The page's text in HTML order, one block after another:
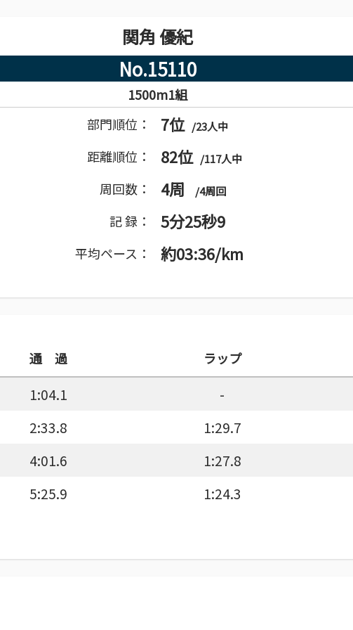
関角 優紀
No.15110
1500m1組
部門順位：
7位 /23人中
距離順位： 82位 /117人中
周回数： 4周 /4周回
記 録： 5分25秒9
平均ペース： 約03:36/km
通 過 ラップ
1:04.1 -
2:33.8 1:29.7
4:01.6 1:27.8
5:25.9 1:24.3